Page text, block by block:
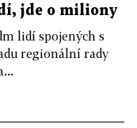
jde o miliony
lidí spojených s
regionální rady